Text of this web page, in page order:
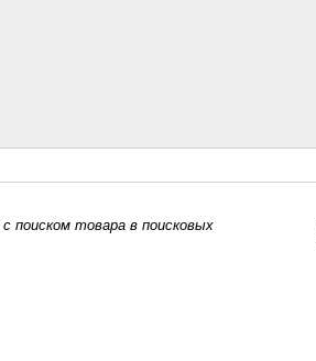
поиском товара в поисковых